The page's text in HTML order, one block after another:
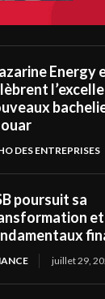
Energy
DES ENTREPRISES
poursuit sa
juillet 29,